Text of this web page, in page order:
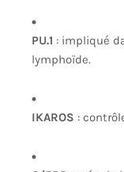
PU.1 : impliqué
lymphoïde.
IKAROS :